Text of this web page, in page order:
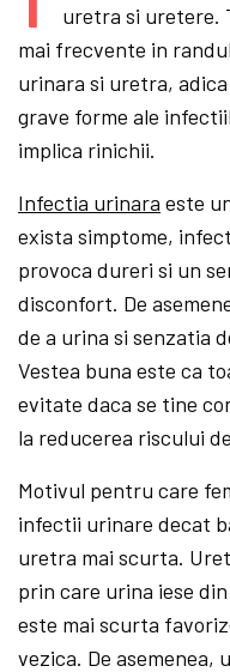
uretra si uretere.
mai frecvente in
urinara si uretra,
grave forme ale
implica rinichii.
Infectia urinara este
exista simptome,
provoca dureri si un
disconfort. De
de a urina si senzatia
Vestea buna este ca
evitate daca se tine
la reducerea riscului
Motivul pentru care
infectii urinare decat
uretra mai scurta.
prin care urina iese
este mai scurta
vezica. De asemenea,